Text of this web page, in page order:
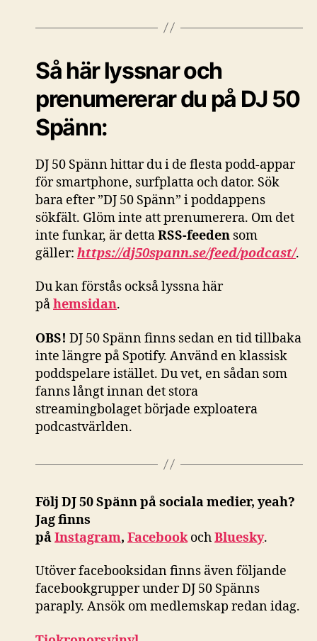
Så här lyssnar och
prenumererar du på DJ 50
Spänn:
DJ 50 Spänn hittar du i de flesta podd-appar
för smartphone, surfplatta och dator. Sök
bara efter ”DJ 50 Spänn” i poddappens
sökfält. Glöm inte att prenumerera. Om det
inte funkar, är dettaRSS-feeden som
gäller: https://dj50spann.se/feed/podcast/.
Du kan förstås ocksålyssna här
påhemsidan.
OBS! DJ 50 Spänn finns sedan en tid tillbaka
inte längre på Spotify. Använd en klassisk
poddspelare istället. Du vet, en sådan som
fanns långt innan det stora
streamingbolaget började exploatera
podcastvärlden.
Följ DJ 50 Spänn på sociala medier, yeah?
Jag finns
påInstagram, FacebookochBluesky.
Utöver facebooksidan finns även följande
facebookgrupper under DJ 50 Spänns
paraply. Ansök om medlemskap redan idag.